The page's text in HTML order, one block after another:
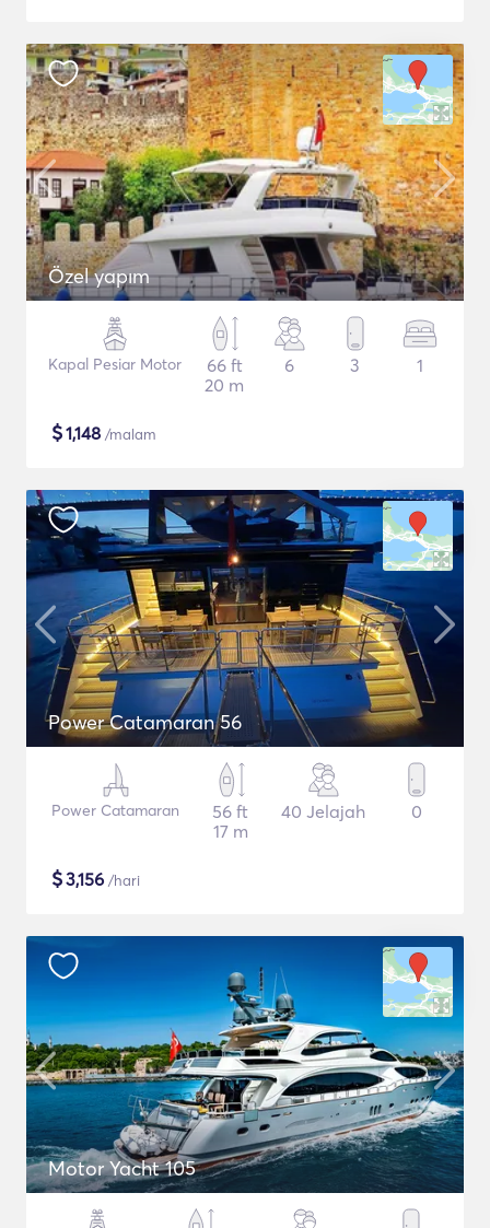
Özel yapım
Kapal Pesiar Motor
66 ft
20 m
6 3 1
$1,148 /malam
Power Catamaran 56
Power Catamaran
56 ft
17 m
40 Jelajah 0
$3,156 /hari
Motor Yacht 105